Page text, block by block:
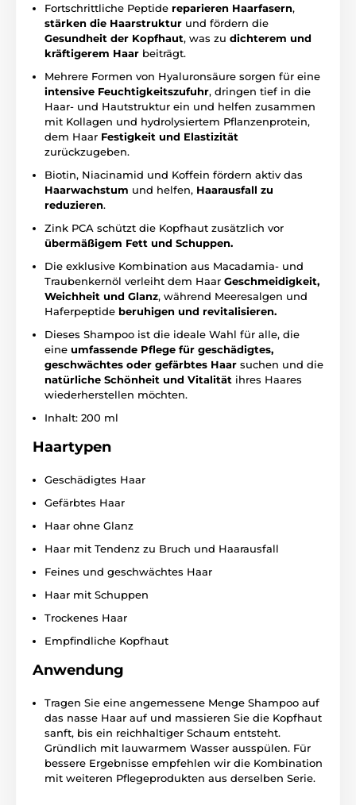
Fortschrittliche Peptide reparieren Haarfasern,
stärken die Haarstruktur und fördern die
Gesundheit der Kopfhaut, was zu dichterem und
kräftigerem Haar beiträgt.
Mehrere Formen von Hyaluronsäure sorgen für eine
intensive Feuchtigkeitszufuhr, dringen tief in die
Haar- und Hautstruktur ein und helfen zusammen
mit Kollagen und hydrolysiertem Pflanzenprotein,
dem Haar Festigkeit und Elastizität
zurückzugeben.
Biotin, Niacinamid und Koffein fördern aktiv das
Haarwachstum und helfen, Haarausfall zu
reduzieren.
Zink PCA schützt die Kopfhaut zusätzlich vor
übermäßigem Fett und Schuppen.
Die exklusive Kombination aus Macadamia- und
Traubenkernöl verleiht dem Haar Geschmeidigkeit,
Weichheit und Glanz, während Meeresalgen und
Haferpeptide beruhigen und revitalisieren.
Dieses Shampoo ist die ideale Wahl für alle, die
eine umfassende Pflege für geschädigtes,
geschwächtes oder gefärbtes Haar suchen und die
natürliche Schönheit und Vitalität ihres Haares
wiederherstellen möchten.
Inhalt: 200 ml
Haartypen
Geschädigtes Haar
Gefärbtes Haar
Haar ohne Glanz
Haar mit Tendenz zu Bruch und Haarausfall
Feines und geschwächtes Haar
Haar mit Schuppen
Trockenes Haar
Empfindliche Kopfhaut
Anwendung
Tragen Sie eine angemessene Menge Shampoo auf
das nasse Haar auf und massieren Sie die Kopfhaut
sanft, bis ein reichhaltiger Schaum entsteht.
Gründlich mit lauwarmem Wasser ausspülen. Für
bessere Ergebnisse empfehlen wir die Kombination
mit weiteren Pflegeprodukten aus derselben Serie.